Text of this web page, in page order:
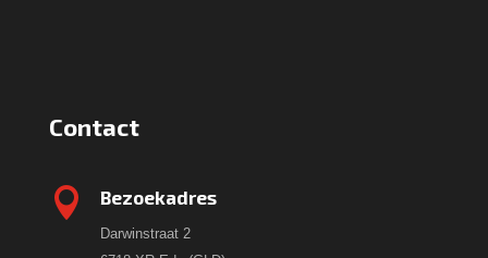
Contact
 Bezoekadres
Darwinstraat 2